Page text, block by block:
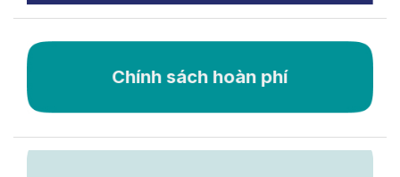
Chính sách hoàn phí